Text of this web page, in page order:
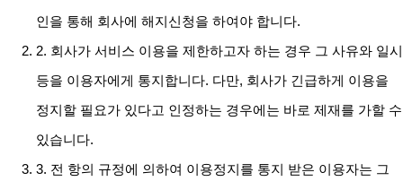
인을 통해 회사에 해지신청을 하여야 합니다.
2. 회사가 서비스 이용을 제한하고자 하는 경우 그 사유와 일시
등을 이용자에게 통지합니다. 다만, 회사가 긴급하게 이용을
정지할 필요가 있다고 인정하는 경우에는 바로 제재를 가할 수
있습니다.
3. 전 항의 규정에 의하여 이용정지를 통지 받은 이용자는 그